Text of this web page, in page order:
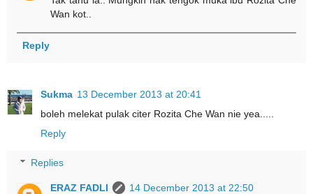
Wan kot..
Reply
Sukma 13 December 2013 at 20:41
boleh melekat pulak citer Rozita Che Wan nie yea.....
Reply
Replies
ERAZ FADLI
14 December 2013 at 22:50